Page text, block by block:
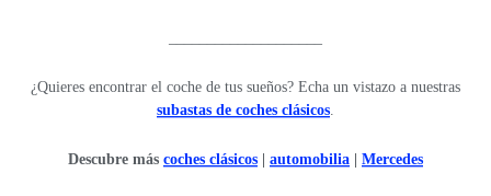
¿Quieres encontrar el coche de tus sueños? Echa un vistazo a nuestras
subastas de coches clásicos.
Descubre más coches clásicos automobilia Mercedes